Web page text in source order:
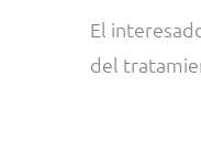
El
del